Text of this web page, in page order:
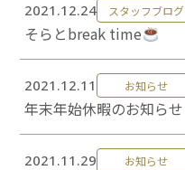
2021.12.24 スタッフブログ
そらとbreak time
2021.12.11 お知らせ
年末年始休暇のお知らせ
2021.11.29 お知らせ